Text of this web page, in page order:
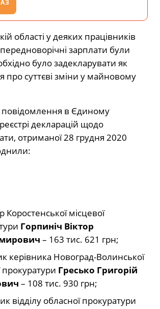
області у деяких працівників
зарплати були
було задекларувати як
про суттєві зміни у майновому
повідомлення в Єдиному
декларацій щодо
отриманої 28 грудня 2020
Коростенської місцевої
Горпиніч Віктор
– 163 тис. 621 грн;
керівника Новоград-Волинської
прокуратури Гресько Григорій
– 108 тис. 930 грн;
відділу обласної прокуратури